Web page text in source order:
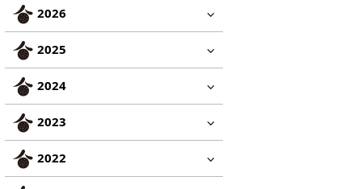
2026
2025
2024
2023
2022